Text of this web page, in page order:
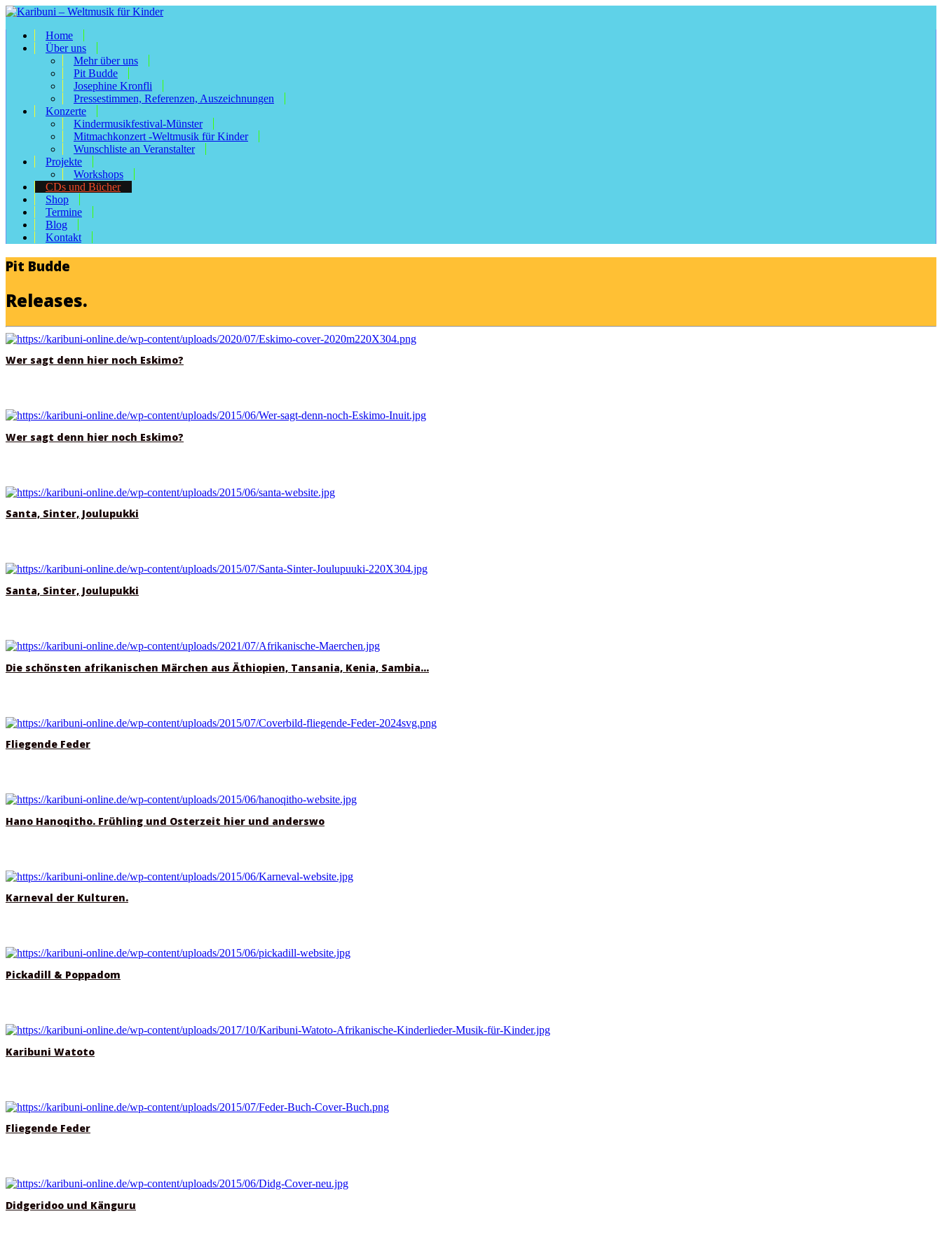
Home
Über uns
Mehr über uns
Pit Budde
Josephine Kronfli
Pressestimmen, Referenzen, Auszeichnungen
Konzerte
Kindermusikfestival-Münster
Mitmachkonzert -Weltmusik für Kinder
Wunschliste an Veranstalter
Projekte
Workshops
CDs und Bücher
Shop
Termine
Blog
Kontakt
Pit Budde
Releases.
Wer sagt denn hier noch Eskimo?
Wer sagt denn hier noch Eskimo?
Santa, Sinter, Joulupukki
Santa, Sinter, Joulupukki
Die schönsten afrikanischen Märchen aus Äthiopien, Tansania, Kenia, Sambia…
Fliegende Feder
Hano Hanoqitho. Frühling und Osterzeit hier und anderswo
Karneval der Kulturen.
Pickadill & Poppadom
Karibuni Watoto
Fliegende Feder
Didgeridoo und Känguru